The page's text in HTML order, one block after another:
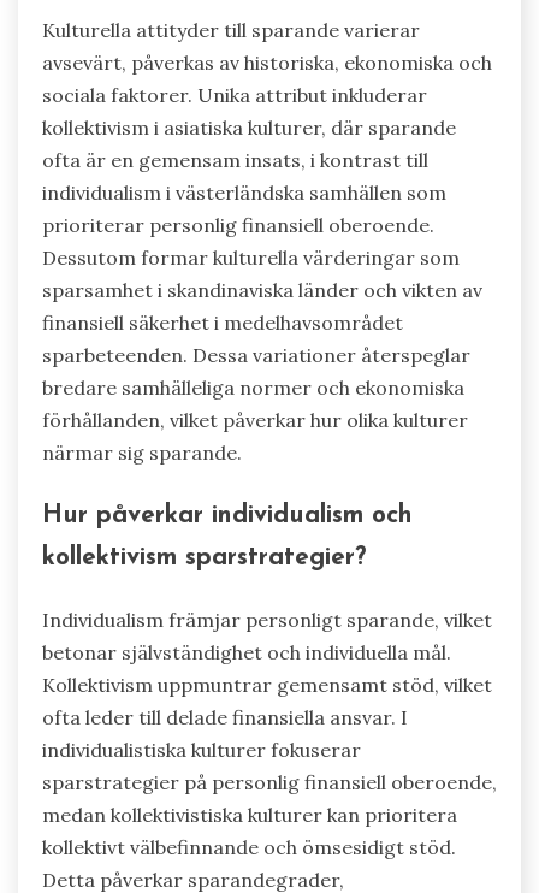
Kulturella attityder till sparande varierar
avsevärt, påverkas av historiska, ekonomiska och
sociala faktorer. Unika attribut inkluderar
kollektivism i asiatiska kulturer, där sparande
ofta är en gemensam insats, i kontrast till
individualism i västerländska samhällen som
prioriterar personlig finansiell oberoende.
Dessutom formar kulturella värderingar som
sparsamhet i skandinaviska länder och vikten av
finansiell säkerhet i medelhavsområdet
sparbeteenden. Dessa variationer återspeglar
bredare samhälleliga normer och ekonomiska
förhållanden, vilket påverkar hur olika kulturer
närmar sig sparande.
Hur påverkar individualism och
kollektivism sparstrategier?
Individualism främjar personligt sparande, vilket
betonar självständighet och individuella mål.
Kollektivism uppmuntrar gemensamt stöd, vilket
ofta leder till delade finansiella ansvar. I
individualistiska kulturer fokuserar
sparstrategier på personlig finansiell oberoende,
medan kollektivistiska kulturer kan prioritera
kollektivt välbefinnande och ömsesidigt stöd.
Detta påverkar sparandegrader,